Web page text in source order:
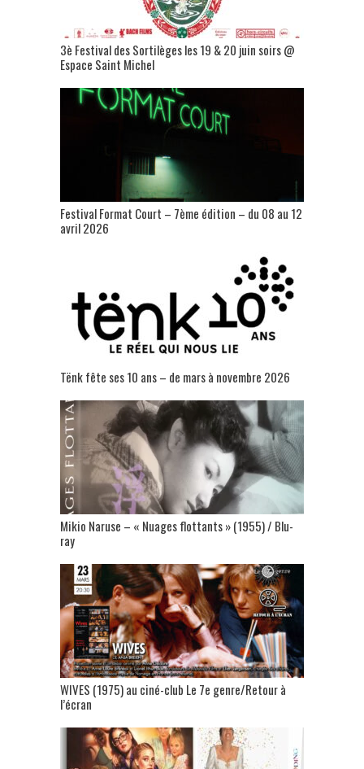
3è Festival des Sortilèges les 19 & 20 juin soirs @
Espace Saint Michel
Festival Format Court – 7ème édition – du 08 au 12
avril 2026
Tënk fête ses 10 ans – de mars à novembre 2026
Mikio Naruse – « Nuages flottants » (1955) / Blu-
ray
WIVES (1975) au ciné-club Le 7e genre/Retour à
l’écran